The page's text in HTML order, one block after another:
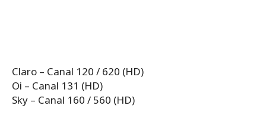
Claro – Canal 120 / 620 (HD)
Oi – Canal 131 (HD)
Sky – Canal 160 / 560 (HD)